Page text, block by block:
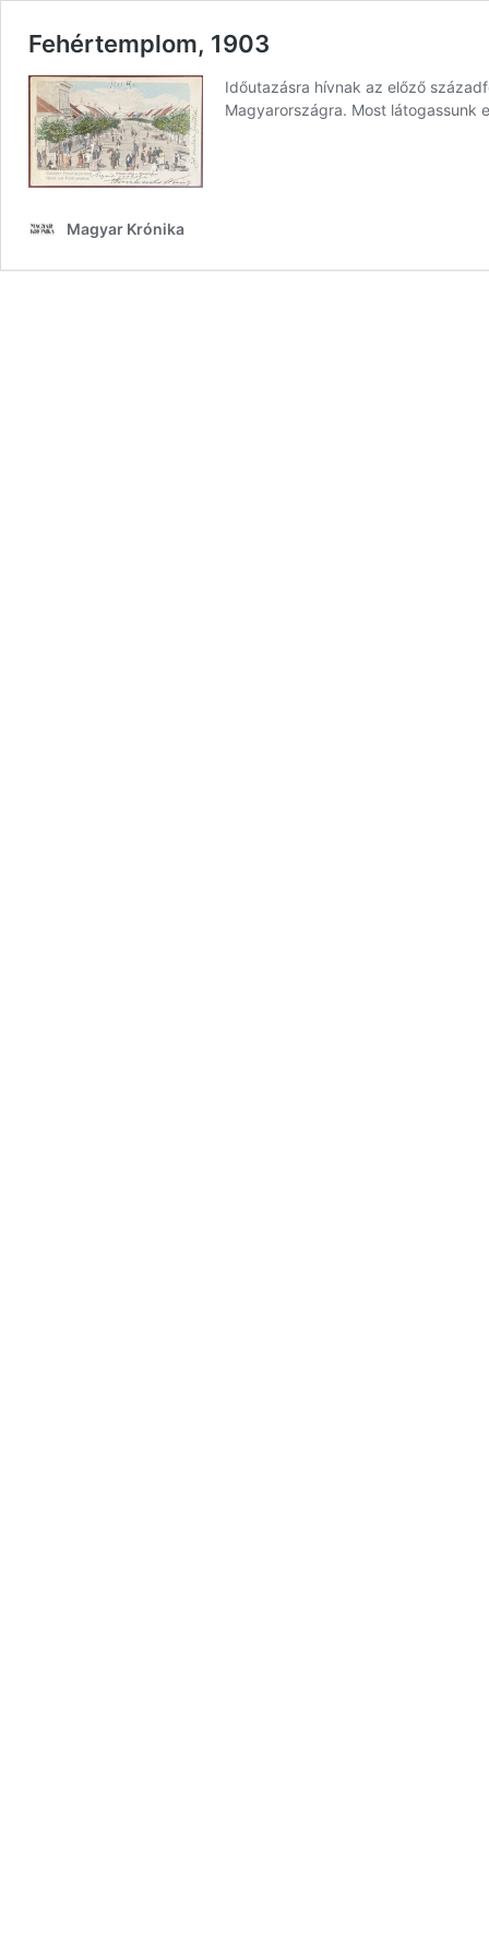
Fehértemplom, 1903
Időutazásra hívnak az előző
Magyarországra. Most látogassunk
Magyar Krónika